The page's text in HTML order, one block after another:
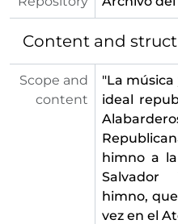
Content and
Scope and
content
"La música
ideal
himno a
Salvador
himno,
vez en el